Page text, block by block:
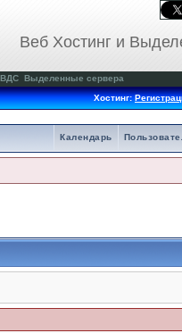
Веб Хостинг и
Выделенные сервера
Хостинг:
Календарь